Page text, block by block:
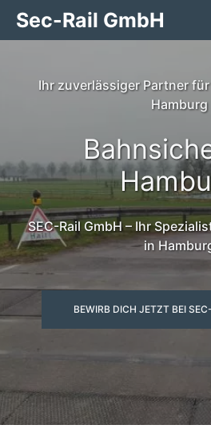
Zum
InhaltSec-Rail GmbH
Ihr zuverlässiger Partner
Hamburg
SEC-Rail GmbH – Ihr
in
BEWIRB DICH JETZT BEI